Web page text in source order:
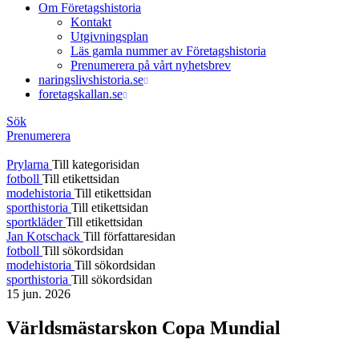
Om Företagshistoria
Kontakt
Utgivningsplan
Läs gamla nummer av Företagshistoria
Prenumerera på vårt nyhetsbrev
naringslivshistoria.se
foretagskallan.se
Sök
Prenumerera
Prylarna Till kategorisidan
fotboll Till etikettsidan
modehistoria Till etikettsidan
sporthistoria Till etikettsidan
sportkläderTill etikettsidan
Jan Kotschack Till författaresidan
fotboll Till sökordsidan
modehistoria Till sökordsidan
sporthistoria Till sökordsidan
15 jun. 2026
Världsmästarskon Copa Mundial